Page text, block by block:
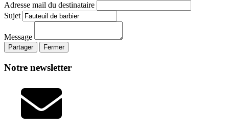
Adresse mail du destinataire
Sujet
Message
Partager Fermer
Notre newsletter